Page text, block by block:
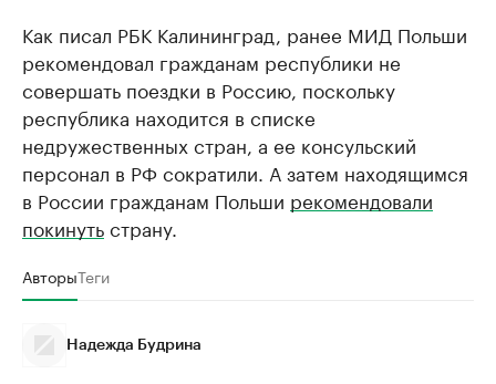
Как писал РБК Калининград, ранее МИД Польши
рекомендовал гражданам республики не
совершать поездки в Россию, поскольку
республика находится в списке
недружественных стран, а ее консульский
персонал в РФ сократили. А затем находящимся
в России гражданам Польши рекомендовали
покинутьстрану.
АвторыТеги
Надежда Будрина